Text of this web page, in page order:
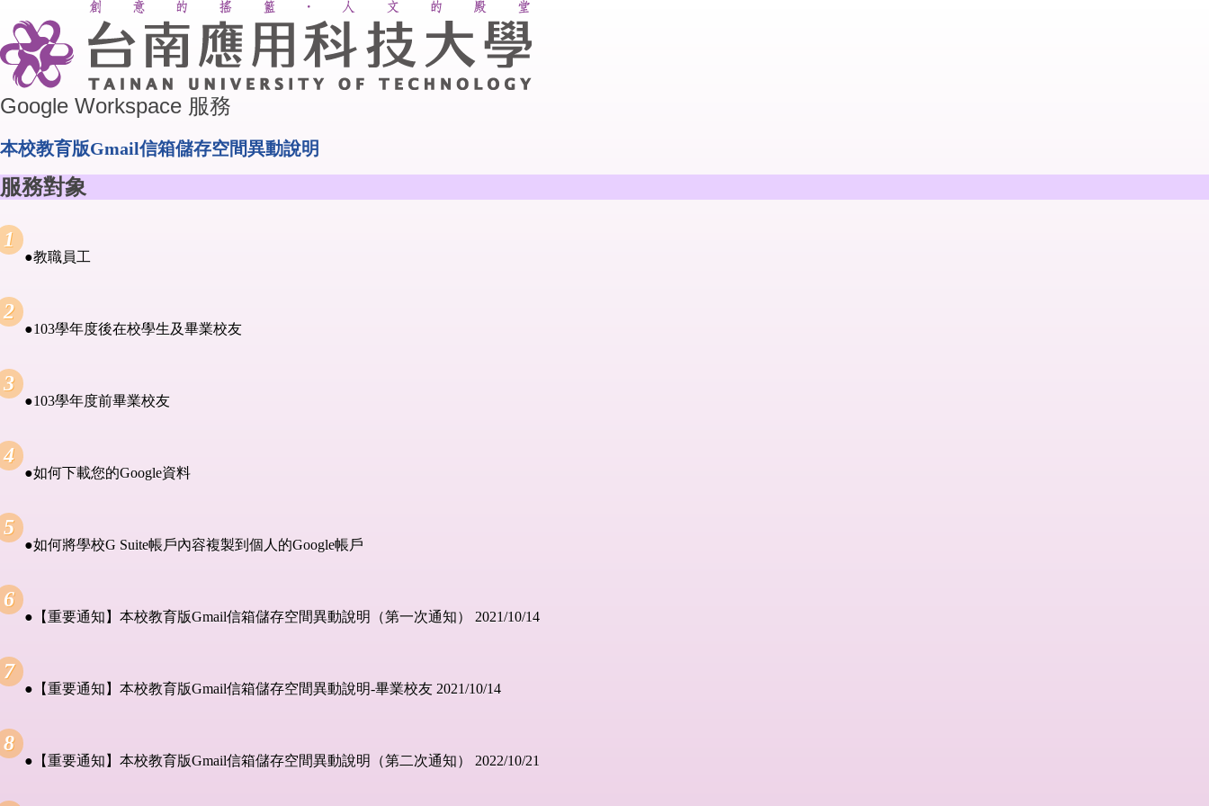
Google Workspace 服務
本校教育版Gmail信箱儲存空間異動說明
服務對象
●教職員工
●103學年度後在校學生及畢業校友
●103學年度前畢業校友
●如何下載您的Google資料
●如何將學校G Suite帳戶內容複製到個人的Google帳戶
●【重要通知】本校教育版Gmail信箱儲存空間異動說明（第一次通知） 2021/10/14
●【重要通知】本校教育版Gmail信箱儲存空間異動說明-畢業校友 2021/10/14
●【重要通知】本校教育版Gmail信箱儲存空間異動說明（第二次通知） 2022/10/21